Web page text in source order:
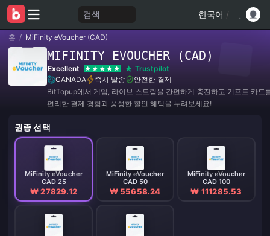
검색 한국어 /
홈 / MiFinity eVoucher (CAD)
MIFINITY EVOUCHER (CAD)
Excellent
Trustpilot
CANADA
즉시 발송
안전한 결제
BitTopup에서 게임, 라이브 스트림을 간편하게 충전하고 기프트 카드
편리한 결제 경험과 풍성한 할인 혜택을 누려보세요!
권종 선택
MiFinity eVoucher
CAD 25
₩ 27829.12
MiFinity eVoucher
CAD 50
₩ 55658.24
MiFinity eVoucher
CAD 100
₩ 111285.53